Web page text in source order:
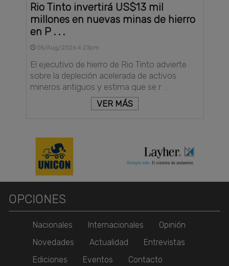
Rio Tinto invertirá US$13 mil
millones en nuevas minas de hierro
en P . . .
05/Aug/2026 4:23pm
El ejecutivo de hierro de Rio Tinto advierte
sobre la depleción acelerada de activos
mineros antiguos y estima que se r . . .
VER MÁS
OPCIONES
Nacionales Internacionales
Opinión
Novedades
Actualidad
Entrevistas
Ediciones
Eventos
Contacto